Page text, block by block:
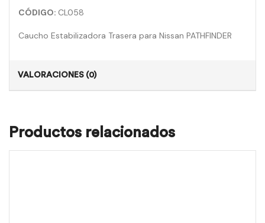
CÓDIGO: CL058
Caucho Estabilizadora Trasera para Nissan PATHFINDER
VALORACIONES (0)
Productos relacionados